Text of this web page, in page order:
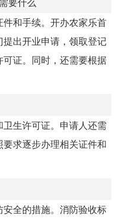
和手续。开办农家乐首
出开业申请，领取登记
证。同时，还需要根据
生许可证。申请人还需
求逐步办理相关证件和
全的措施。消防验收标